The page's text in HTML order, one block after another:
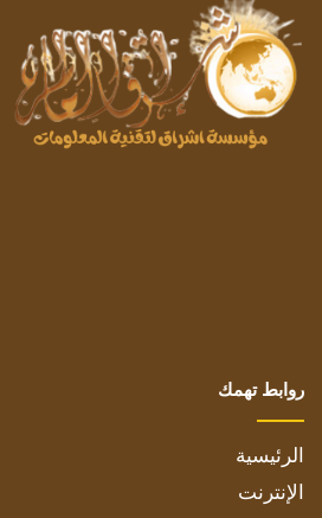
روابط تهمك
الرئيسية
الإنترنت